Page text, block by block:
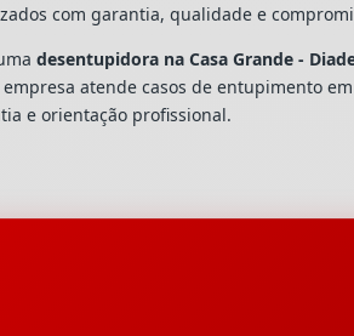
com garantia, qualidade e
desentupidora na Casa Grande -
empresa atende casos de entupimento em
e orientação profissional.